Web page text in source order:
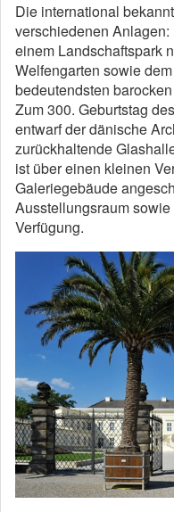
Die international
verschiedenen
einem Landschaftspark
Welfengarten sowie
bedeutendsten
Zum 300. Geburtstag
entwarf der dänische
zurückhaltende
ist über einen kleinen
Galeriegebäude
Ausstellungsraum
Verfügung.